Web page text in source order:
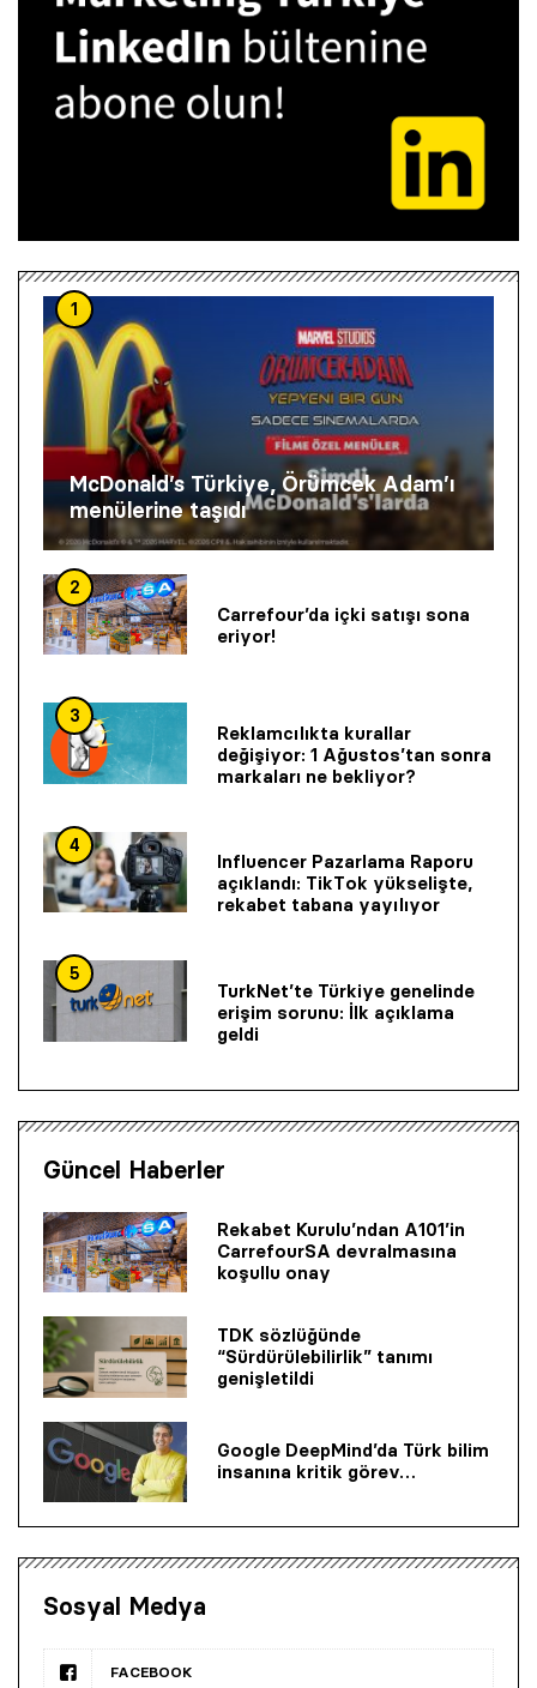
1
McDonald’s Türkiye, Örümcek Adam’ı
menülerine taşıdı
2
Carrefour’da içki satışı sona
eriyor!
3
Reklamcılıkta kurallar
değişiyor: 1 Ağustos’tan sonra
markaları ne bekliyor?
4
Influencer Pazarlama Raporu
açıklandı: TikTok yükselişte,
rekabet tabana yayılıyor
5
TurkNet’te Türkiye genelinde
erişim sorunu: İlk açıklama
geldi
Güncel Haberler
Rekabet Kurulu’ndan A101’in
CarrefourSA devralmasına
koşullu onay
TDK sözlüğünde
“Sürdürülebilirlik” tanımı
genişletildi
Google DeepMind’da Türk bilim
insanına kritik görev…
Sosyal Medya
FACEBOOK